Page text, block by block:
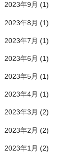
2023年9月 (1)
2023年8月 (1)
2023年7月 (1)
2023年6月 (1)
2023年5月 (1)
2023年4月 (1)
2023年3月 (2)
2023年2月 (2)
2023年1月 (2)